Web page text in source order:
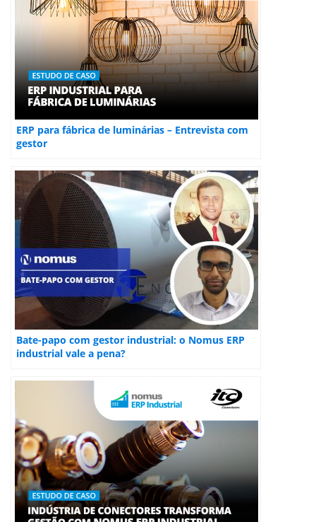
ERP para fábrica de luminárias – Entrevista com
gestor
Bate-papo com gestor industrial: o Nomus ERP
industrial vale a pena?